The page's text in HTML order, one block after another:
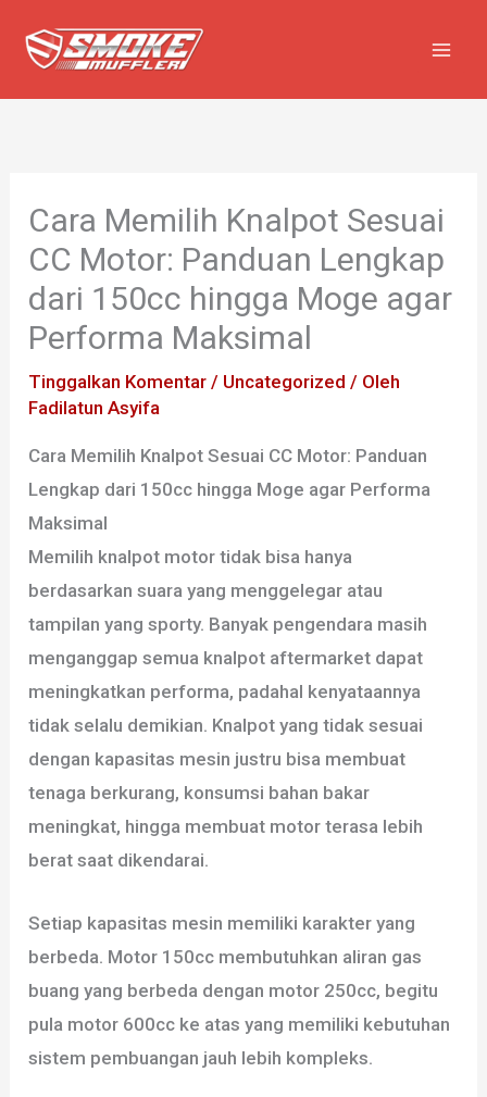
Cara Memilih Knalpot Sesuai
CC Motor: Panduan Lengkap
dari 150cc hingga Moge agar
Performa Maksimal
Tinggalkan Komentar / Uncategorized / Oleh
Fadilatun Asyifa
Cara Memilih Knalpot Sesuai CC Motor: Panduan
Lengkap dari 150cc hingga Moge agar Performa
Maksimal
Memilih knalpot motor tidak bisa hanya
berdasarkan suara yang menggelegar atau
tampilan yang sporty. Banyak pengendara masih
menganggap semua knalpot aftermarket dapat
meningkatkan performa, padahal kenyataannya
tidak selalu demikian. Knalpot yang tidak sesuai
dengan kapasitas mesin justru bisa membuat
tenaga berkurang, konsumsi bahan bakar
meningkat, hingga membuat motor terasa lebih
berat saat dikendarai.
Setiap kapasitas mesin memiliki karakter yang
berbeda. Motor 150cc membutuhkan aliran gas
buang yang berbeda dengan motor 250cc, begitu
pula motor 600cc ke atas yang memiliki kebutuhan
sistem pembuangan jauh lebih kompleks.